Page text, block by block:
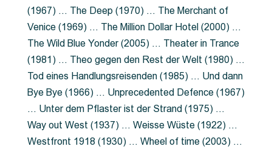
(1967) … The Deep (1970) … The Merchant of
Venice (1969) … The Million Dollar Hotel (2000) …
The Wild Blue Yonder (2005) … Theater in Trance
(1981) … Theo gegen den Rest der Welt (1980) …
Tod eines Handlungsreisenden (1985) … Und dann
Bye Bye (1966) … Unprecedented Defence (1967)
… Unter dem Pflaster ist der Strand (1975) …
Way out West (1937) … Weisse Wüste (1922) …
Westfront 1918 (1930) … Wheel of time (2003) …